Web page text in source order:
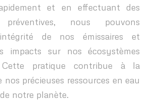
et en effectuant des
préventives, nous pouvons
de nos émissaires et
impacts sur nos écosystèmes
Cette pratique contribue à la
précieuses ressources en eau
notre planète.